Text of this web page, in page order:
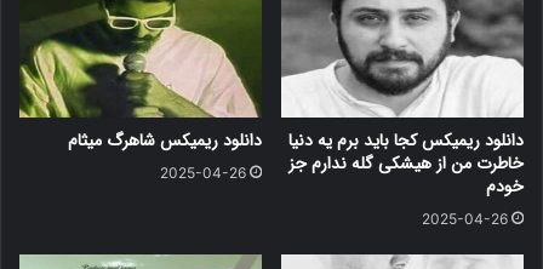
دانلود ریمیکس کجا باید برم یه دنیا
خاطرت من از هیشکی گله ندارم جز
خودم
2025-04-26
دانلود ریمیکس شاهرگ میثام
2025-04-26